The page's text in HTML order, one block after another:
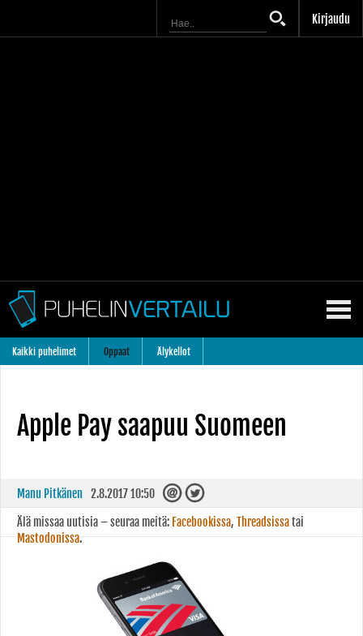
Kirjaudu
Kaikki puhelimet Oppaat Älykellot
Apple Pay saapuu Suomeen
Manu Pitkänen 2.8.2017 10:50
Älä missaa uutisia – seuraa meitä: Facebookissa, Threadsissatai
Mastodonissa.